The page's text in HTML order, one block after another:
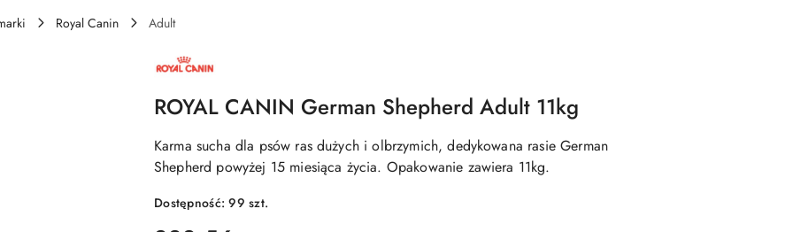
Royal Canin
Adult
NAZWA
PRODUCENTA:
ROYAL CANIN German Shepherd Adult 11kg
Karma sucha dla psów ras dużych i olbrzymich, dedykowana rasie German
Shepherd powyżej 15 miesiąca życia. Opakowanie zawiera 11kg.
Dostępność:99szt.